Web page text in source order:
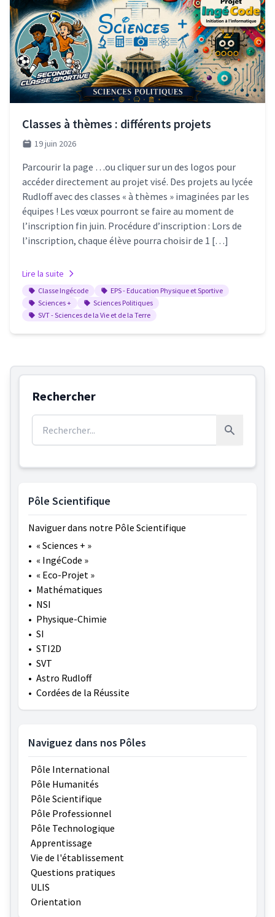
Classes à thèmes : différents projets
19 juin 2026
Parcourir la page …ou cliquer sur un des logos pour
accéder directement au projet visé. Des projets au lycée
Rudloff avec des classes « à thèmes » imaginées par les
équipes ! Les vœux pourront se faire au moment de
l’inscription fin juin. Procédure d’inscription : Lors de
l’inscription, chaque élève pourra choisir de 1 […]
Lire la suite
Classe Ingécode
EPS - Education Physique et Sportive
Sciences +
Sciences Politiques
SVT - Sciences de la Vie et de la Terre
Rechercher
Rechercher
Pôle Scientifique
Naviguer dans notre Pôle Scientifique
• « Sciences + »
• « IngéCode »
• « Eco-Projet »
• Mathématiques
• NSI
• Physique-Chimie
• SI
• STI2D
• SVT
• Astro Rudloff
• Cordées de la Réussite
Naviguez dans nos Pôles
Pôle International
Pôle Humanités
Pôle Scientifique
Pôle Professionnel
Pôle Technologique
Apprentissage
Vie de l'établissement
Questions pratiques
ULIS
Orientation